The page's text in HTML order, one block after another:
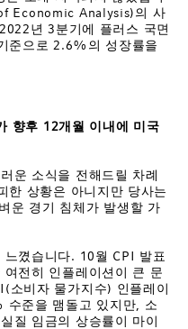
Economic Analysis)의 사
년 3분기에 플러스 국면
준으로 2.6%의 성장률을
향후 12개월 이내에 미국
운 소식을 전해드릴 차례
한 상황은 아니지만 당사는
운 경기 침체가 발생할 가
꼈습니다. 10월 CPI 발표
전히 인플레이션이 큰 문
소비자 물가지수) 인플레이
수준을 맴돌고 있지만, 소
질 임금의 상승률이 마이